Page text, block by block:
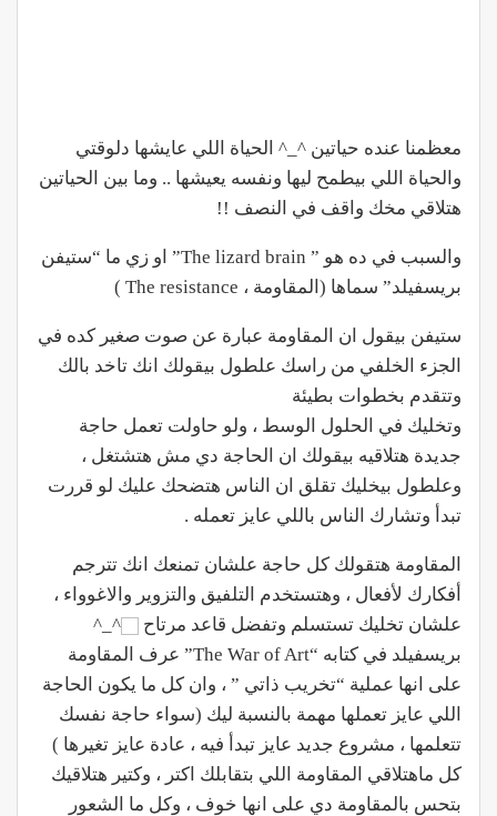
معظمنا عنده حياتين ^_^ الحياة اللي عايشها دلوقتي
والحياة اللي بيطمح ليها ونفسه يعيشها .. وما بين الحياتين
هتلاقي مخك واقف في النصف !!
والسبب في ده هو ” The lizard brain” او زي ما “ستيفن
بريسفيلد” سماها (المقاومة ، The resistance )
ستيفن بيقول ان المقاومة عبارة عن صوت صغير كده في
الجزء الخلفي من راسك علطول بيقولك انك تاخد بالك
وتتقدم بخطوات بطيئة
وتخليك في الحلول الوسط ، ولو حاولت تعمل حاجة
جديدة هتلاقيه بيقولك ان الحاجة دي مش هتشتغل ،
وعلطول بيخليك تقلق ان الناس هتضحك عليك لو قررت
تبدأ وتشارك الناس باللي عايز تعمله .
المقاومة هتقولك كل حاجة علشان تمنعك انك تترجم
أفكارك لأفعال ، وهتستخدم التلفيق والتزوير والاغوواء ،
علشان تخليك تستسلم وتفضل قاعد مرتاح
^_^
بريسفيلد في كتابه “The War of Art” عرف المقاومة
على انها عملية “تخريب ذاتي ” ، وان كل ما يكون الحاجة
اللي عايز تعملها مهمة بالنسبة ليك (سواء حاجة نفسك
تتعلمها ، مشروع جديد عايز تبدأ فيه ، عادة عايز تغيرها )
كل ماهتلاقي المقاومة اللي بتقابلك اكتر ، وكتير هتلاقيك
بتحس بالمقاومة دي على انها خوف ، وكل ما الشعور